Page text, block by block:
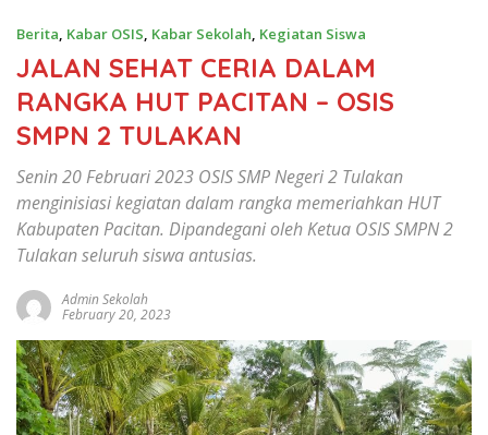
Berita, Kabar OSIS, Kabar Sekolah, Kegiatan Siswa
JALAN SEHAT CERIA DALAM
RANGKA HUT PACITAN – OSIS
SMPN 2 TULAKAN
Senin 20 Februari 2023 OSIS SMP Negeri 2 Tulakan
menginisiasi kegiatan dalam rangka memeriahkan HUT
Kabupaten Pacitan. Dipandegani oleh Ketua OSIS SMPN 2
Tulakan seluruh siswa antusias.
Admin Sekolah
February 20, 2023